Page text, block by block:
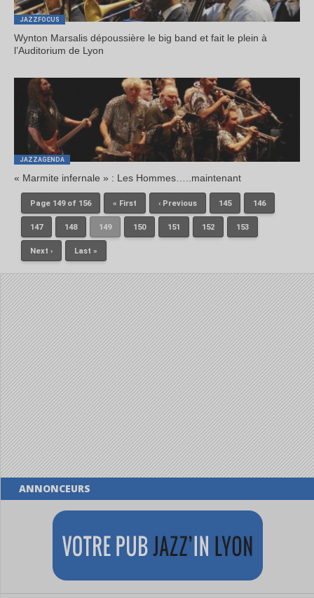
JAZZFOCUS
Wynton Marsalis dépoussière le big band et fait le plein à
l’Auditorium de Lyon
JAZZAGENDA
« Marmite infernale » : Les Hommes…..maintenant
Page 149 of 156 « First ‹ Previous 145 146
147 148 149 150 151 152 153
Next › Last »
ANNONCEURS